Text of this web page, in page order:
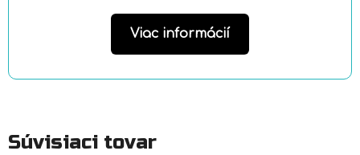
Viac informácií
Súvisiaci tovar